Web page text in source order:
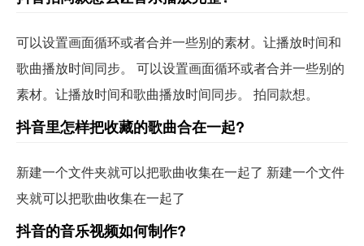
可以设置画面循环或者合并一些别的素材。让播放时间和
歌曲播放时间同步。 可以设置画面循环或者合并一些别的
素材。让播放时间和歌曲播放时间同步。 拍同款想。
抖音里怎样把收藏的歌曲合在一起?
新建一个文件夹就可以把歌曲收集在一起了 新建一个文件
夹就可以把歌曲收集在一起了
抖音的音乐视频如何制作?